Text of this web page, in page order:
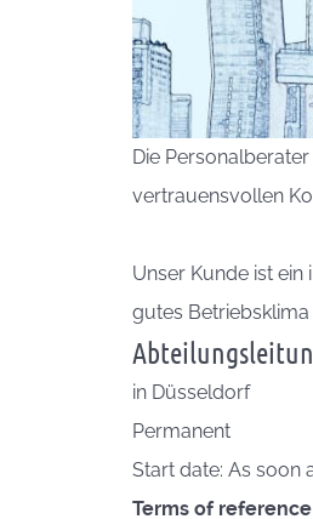
Die
vertrauensvollen
Unser Kunde ist
gutes
in Düsseldorf
Permanent
Start date: As soon
Terms of reference